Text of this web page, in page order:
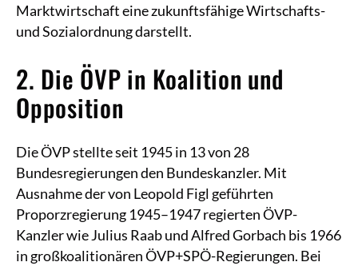
Marktwirtschaft eine zukunftsfähige Wirtschafts-
und Sozialordnung darstellt.
2. Die ÖVP in Koalition und
Opposition
Die ÖVP stellte seit 1945 in 13 von 28
Bundesregierungen den Bundeskanzler. Mit
Ausnahme der von Leopold Figl geführten
Proporzregierung 1945–1947 regierten ÖVP-
Kanzler wie Julius Raab und Alfred Gorbach bis 1966
in großkoalitionären ÖVP+SPÖ-Regierungen. Bei